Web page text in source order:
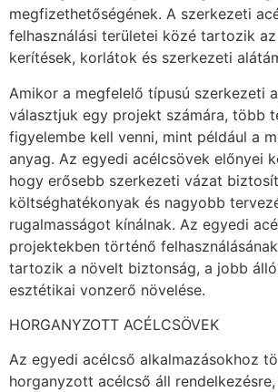
megfizethetőségének. A szerkezeti
felhasználási területei közé tartozik
kerítések, korlátok és szerkezeti
Amikor a megfelelő típusú szerkezeti
választjuk egy projekt számára, több
figyelembe kell venni, mint például a
anyag. Az egyedi acélcsövek előnyei
hogy erősebb szerkezeti vázat
költséghatékonyak és nagyobb
rugalmasságot kínálnak. Az egyedi
projektekben történő
tartozik a növelt biztonság, a jobb
esztétikai vonzerő növelése.
HORGANYZOTT ACÉLCSÖVEK
Az egyedi acélcső alkalmazásokhoz
horganyzott acélcső áll